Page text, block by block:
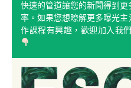
快速的管道讓您的新聞得到
率。如果您想瞭解更多曝光
作課程有興趣，歡迎加入我